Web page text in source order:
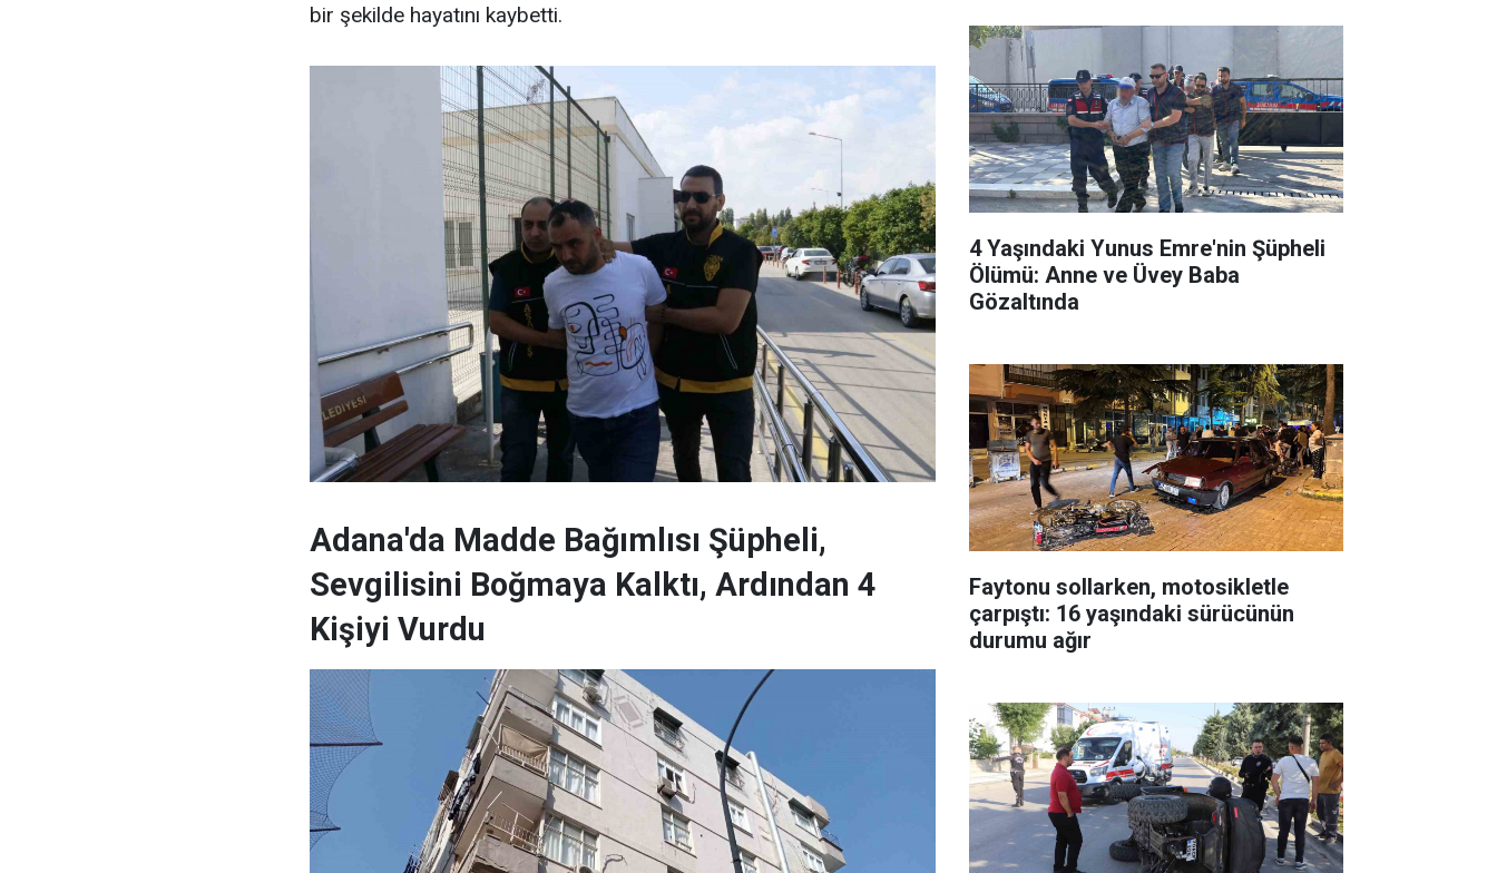
bir şekilde hayatını kaybetti.
Adana'da Madde Bağımlısı Şüpheli,
Sevgilisini Boğmaya Kalktı, Ardından 4
Kişiyi Vurdu
4 Yaşındaki Yunus Emre'nin Şüpheli
Ölümü: Anne ve Üvey Baba
Gözaltında
Faytonu sollarken, motosikletle
çarpıştı: 16 yaşındaki sürücünün
durumu ağır